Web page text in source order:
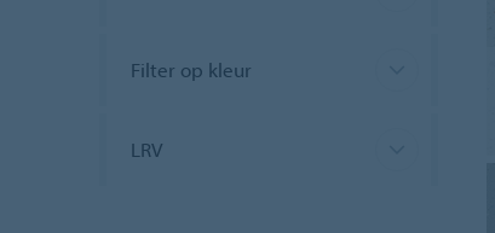
Filter op kleur
LRV